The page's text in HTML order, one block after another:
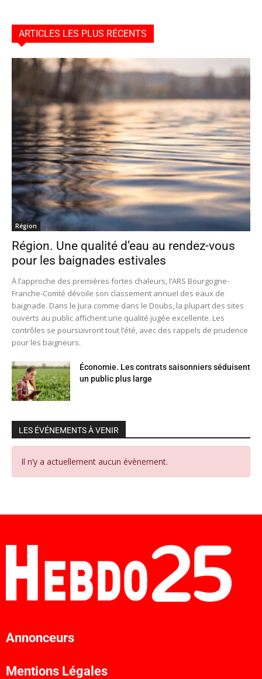
ARTICLES LES PLUS RÉCENTS
Région
Région. Une qualité d’eau au rendez-vous
pour les baignades estivales
À l’approche des premières fortes chaleurs, l’ARS Bourgogne-
Franche-Comté dévoile son classement annuel des eaux de
baignade. Dans le Jura comme dans le Doubs, la plupart des sites
ouverts au public affichent une qualité jugée excellente. Les
contrôles se poursuivront tout l’été, avec des rappels de prudence
pour les baigneurs.
Économie. Les contrats saisonniers séduisent
un public plus large
LES ÉVÉNEMENTS À VENIR
Il n’y a actuellement aucun évènement.
Annonceurs
Mentions Légales